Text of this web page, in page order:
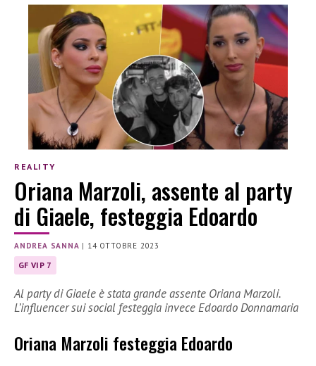
REALITY
Oriana Marzoli, assente al party
di Giaele, festeggia Edoardo
ANDREA SANNA | 14 OTTOBRE 2023
GF VIP 7
Al party di Giaele è stata grande assente Oriana Marzoli.
L’influencer sui social festeggia invece Edoardo Donnamaria
Oriana Marzoli festeggia Edoardo